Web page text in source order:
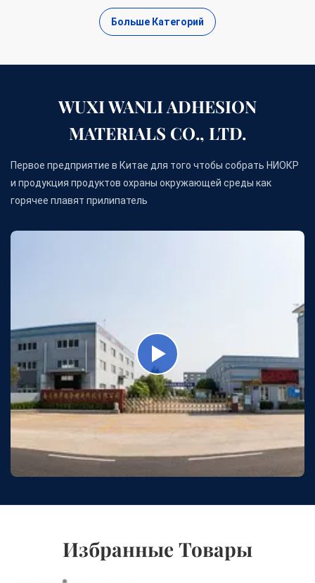
Больше Категорий
WUXI WANLI ADHESION
MATERIALS CO., LTD.
Первое предприятие в Китае для того чтобы собрать НИОКР
и продукция продуктов охраны окружающей среды как
горячее плавят прилипатель
Избранные Товары